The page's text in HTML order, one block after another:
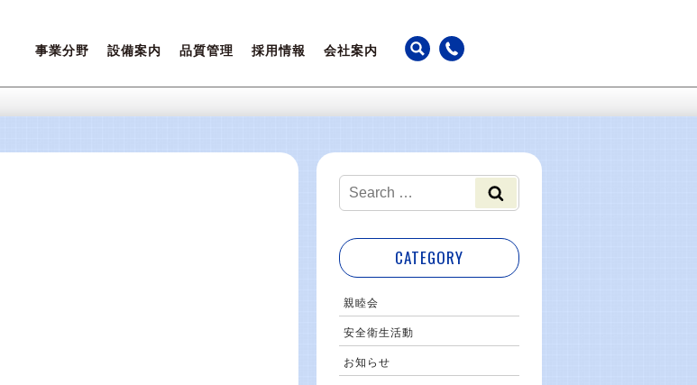
事業分野
営業ポリシー
ご相談内容について
設備案内
設備一覧
品質管理
積進クオリティ
環境保全
採用情報
先輩たちの声
女性活躍
会社案内
アクセス
カレンダー
CATEGORY
親睦会
安全衛生活動
お知らせ